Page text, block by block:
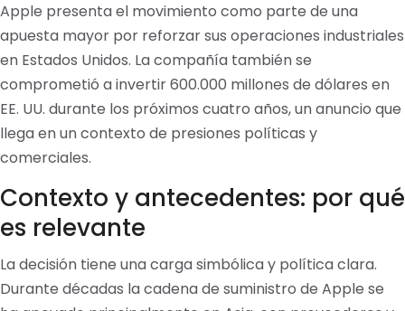
Apple presenta el movimiento como parte de una
apuesta mayor por reforzar sus operaciones industriales
en Estados Unidos. La compañía también se
comprometió a invertir 600.000 millones de dólares en
EE. UU. durante los próximos cuatro años, un anuncio que
llega en un contexto de presiones políticas y
comerciales.
Contexto y antecedentes: por qué
es relevante
La decisión tiene una carga simbólica y política clara.
Durante décadas la cadena de suministro de Apple se